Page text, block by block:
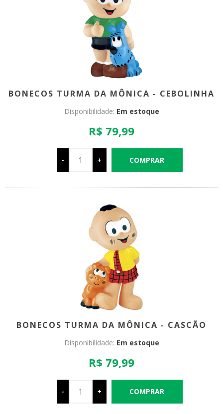
BONECOS TURMA DA MÔNICA - CEBOLINHA
Disponibilidade: Em estoque
R$ 79,99
- +
BONECOS TURMA DA MÔNICA - CASCÃO
Disponibilidade: Em estoque
R$ 79,99
- +